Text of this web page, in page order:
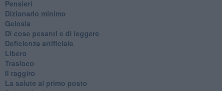
Pensieri
​Dizionario minimo
Gelosia
Di cose pesanti e di leggere
​Deficienza artificiale
Libero
Trasloco
Il raggiro
​La salute al primo posto